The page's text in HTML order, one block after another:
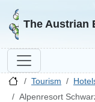
Go to homepage
The Austrian
Tourism
Alpenresort